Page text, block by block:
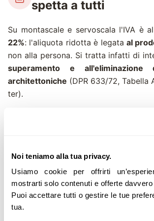
Noi teniamo alla tua privacy.
Usiamo cookie per offrirti
mostrarti solo contenuti e offerte davvero
Puoi accettare tutti o gestire le tue
tua.
spetta a tutti
Su montascale e servoscala l'IVA è al
22%: l'aliquota ridotta è legata al
non alla persona. Si tratta infatti di
superamento e all'eliminazione
architettoniche (DPR 633/72, Tabella
ter).
Non è
un montascale, anche senza
Se un fornitore ti chiede il
applicartela, è un errore (o un